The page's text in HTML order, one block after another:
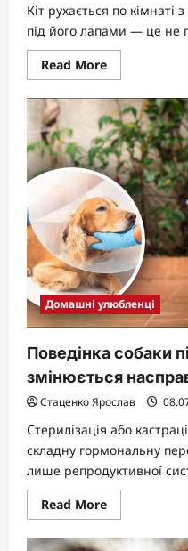
Кіт рухається по кімнаті
під його лапами — це не
Read MoreRead
more
Кіт:
від
дикого
мисливця
до
вірного
супутника
родини
Домашні улюбленці
Поведінка собаки
змінюється
Стаценко Ярослав
Стерилізація або
складну гормональну
лише репродуктивної
Read MoreRead
more
Поведінка